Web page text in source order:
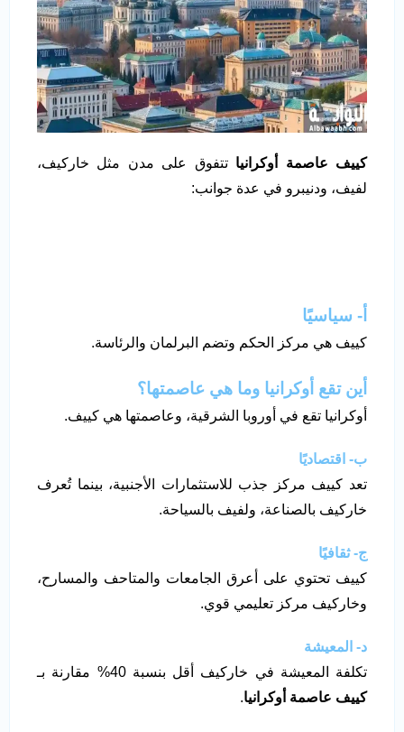
كييف عاصمة أوكرانيا تتفوق على مدن مثل خاركيف،
لفيف، ودنيبرو في عدة جوانب:
أ- سياسيًا
كييف هي مركز الحكم وتضم البرلمان والرئاسة.
أين تقع أوكرانيا وما هي عاصمتها؟
أوكرانيا تقع في أوروبا الشرقية، وعاصمتها هي كييف.
ب- اقتصاديًا
تعد كييف مركز جذب للاستثمارات الأجنبية، بينما تُعرف
خاركيف بالصناعة، ولفيف بالسياحة.
ج- ثقافيًا
كييف تحتوي على أعرق الجامعات والمتاحف والمسارح،
وخاركيف مركز تعليمي قوي.
د- المعيشة
تكلفة المعيشة في خاركيف أقل بنسبة 40% مقارنة بـ
كييف عاصمة أوكرانيا.